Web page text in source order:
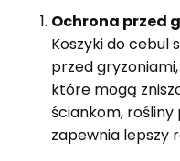
Ochrona przed
Koszyki do cebul
przed
które mogą
ściankom,
zapewnia lepszy